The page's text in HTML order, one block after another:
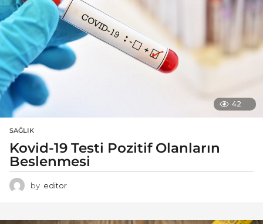
42
SAĞLIK
Kovid-19 Testi Pozitif Olanların
Beslenmesi
by editor